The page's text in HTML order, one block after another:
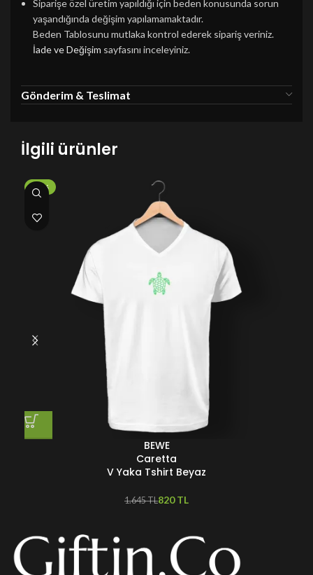
Siparişe özel üretim yapıldığı için beden konusunda sorun
yaşandığında değişim yapılamamaktadır.
Beden Tablosunu mutlaka kontrol ederek sipariş veriniz.
İade ve Değişim sayfasını inceleyiniz.
Gönderim & Teslimat
İlgili ürünler
-50%
BEWE
Caretta
V Yaka Tshirt Beyaz
1.645TL820TL